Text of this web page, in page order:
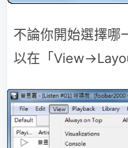
不論你開始選擇哪
以在「